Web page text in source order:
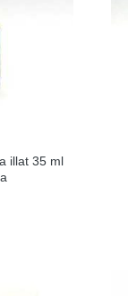
illat 35 ml